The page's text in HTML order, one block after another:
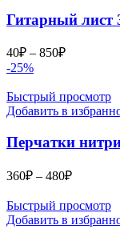
Гитарный лист
40₽ – 850₽Диапазон
–
850₽
-25%
Быстрый просмотр
Добавить в
Перчатки
360₽ – 480₽Диапазон
360₽
–
Быстрый просмотр
Добавить в